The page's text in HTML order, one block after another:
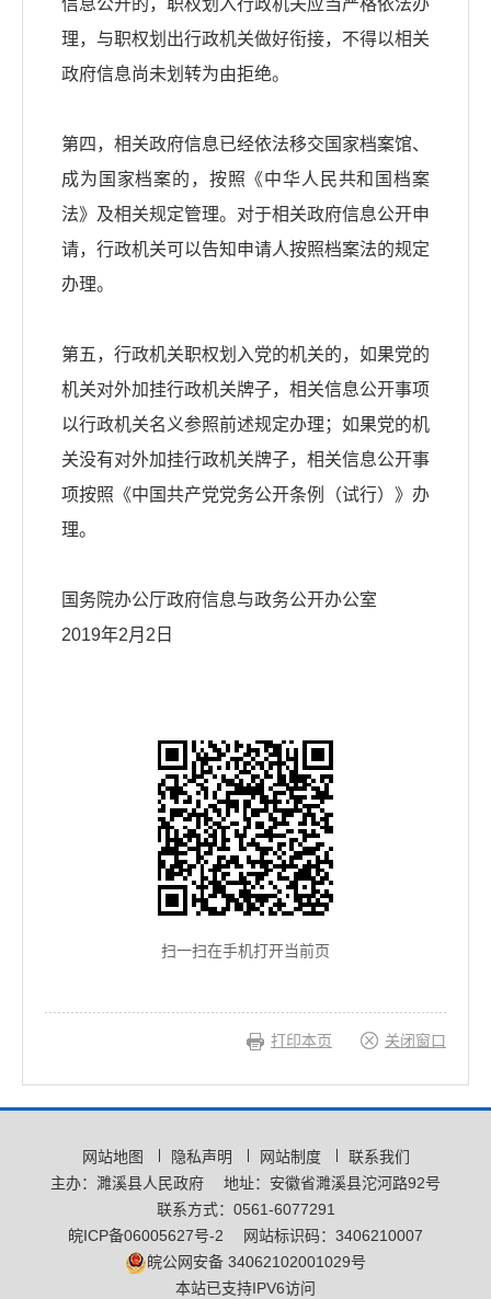
信息公开的，职权划入行政机关应当严格依法办
理，与职权划出行政机关做好衔接，不得以相关
政府信息尚未划转为由拒绝。
第四，相关政府信息已经依法移交国家档案馆、
成为国家档案的，按照《中华人民共和国档案
法》及相关规定管理。对于相关政府信息公开申
请，行政机关可以告知申请人按照档案法的规定
办理。
第五，行政机关职权划入党的机关的，如果党的
机关对外加挂行政机关牌子，相关信息公开事项
以行政机关名义参照前述规定办理；如果党的机
关没有对外加挂行政机关牌子，相关信息公开事
项按照《中国共产党党务公开条例（试行）》办
理。
国务院办公厅政府信息与政务公开办公室
2019年2月2日
扫一扫在手机打开当前页
打印本页 关闭窗口
网站地图 隐私声明 网站制度
联系我们
主办：濉溪县人民政府
地址：安徽省濉溪县沱河路92号
联系方式：0561-6077291
皖ICP备06005627号-2
网站标识码：3406210007
皖公网安备 34062102001029号
本站已支持IPV6访问